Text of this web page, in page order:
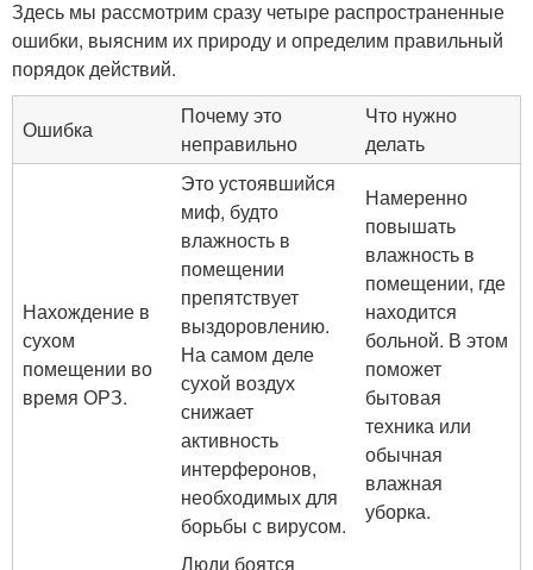
Здесь мы рассмотрим сразу четыре распространенные
ошибки, выясним их природу и определим правильный
порядок действий.
Ошибка
Почему это
неправильно
Что нужно
делать
Нахождение в
сухом
помещении во
время ОРЗ.
Это устоявшийся
миф, будто
влажность в
помещении
препятствует
выздоровлению.
На самом деле
сухой воздух
снижает
активность
интерферонов,
необходимых для
борьбы с вирусом.
Намеренно
повышать
влажность в
помещении, где
находится
больной. В этом
поможет
бытовая
техника или
обычная
влажная
уборка.
Люди боятся